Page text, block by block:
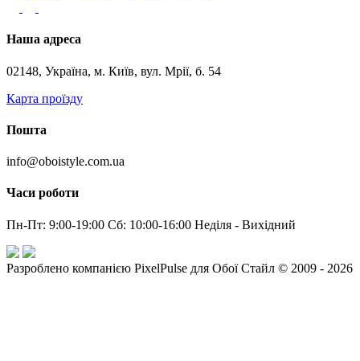
Наша адреса
02148, Україна, м. Київ, вул. Мрії, б. 54
Карта проїзду
Пошта
info@oboistyle.com.ua
Часи роботи
Пн-Пт: 9:00-19:00 Сб: 10:00-16:00 Неділя - Вихідний
Разроблено компанією PixelPulse для Обої Стайл © 2009 - 2026